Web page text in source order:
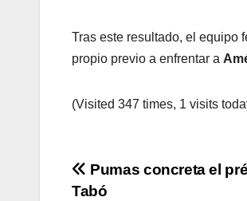
Tras este resultado, el equipo
propio previo a enfrentar a
(Visited 347 times, 1 visits
Navegación
Pumas concreta el
Tabó